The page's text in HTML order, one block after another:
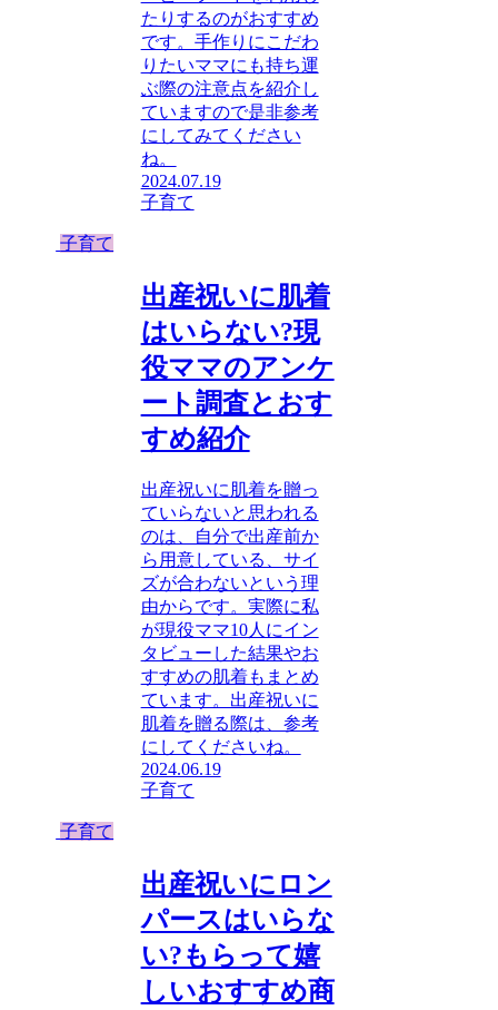
たりするのがおすすめ
です。手作りにこだわ
りたいママにも持ち運
ぶ際の注意点を紹介し
ていますので是非参考
にしてみてください
ね。
2024.07.19
子育て
子育て
出産祝いに肌着
はいらない?現
役ママのアンケ
ート調査とおす
すめ紹介
出産祝いに肌着を贈っ
ていらないと思われる
のは、自分で出産前か
ら用意している、サイ
ズが合わないという理
由からです。実際に私
が現役ママ10人にイン
タビューした結果やお
すすめの肌着もまとめ
ています。出産祝いに
肌着を贈る際は、参考
にしてくださいね。
2024.06.19
子育て
子育て
出産祝いにロン
パースはいらな
い?もらって嬉
しいおすすめ商